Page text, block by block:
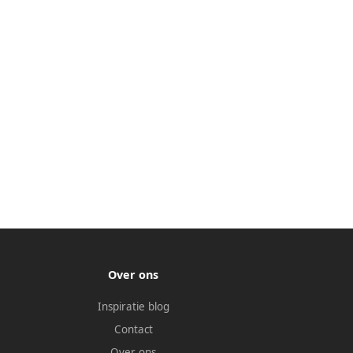
Over ons
Inspiratie blog
Contact